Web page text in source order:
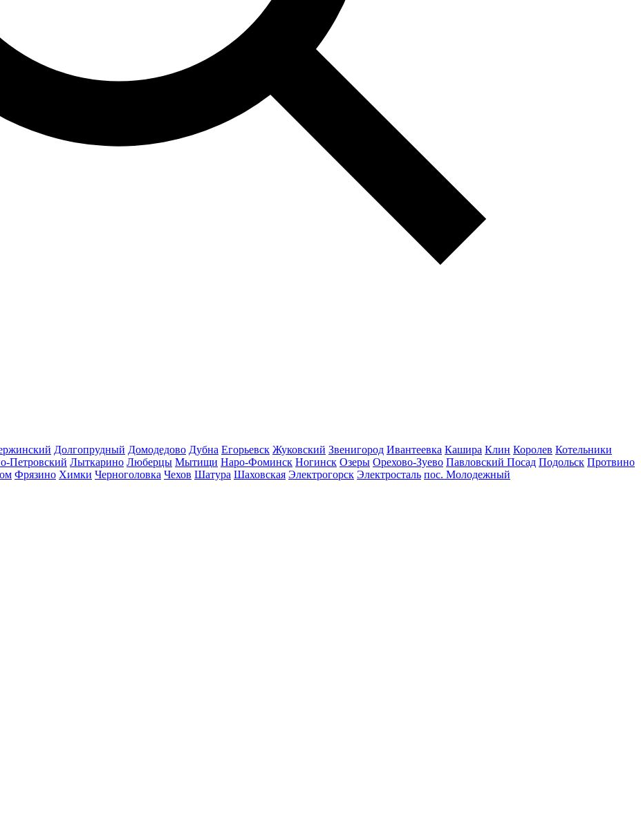
Долгопрудный Домодедово Дубна Егорьевск Жуковский Звенигород Ивантеевка Кашира Клин Королев Котельники
Петровский Лыткарино Люберцы Мытищи Наро-Фоминск Ногинск Озеры Орехово-Зуево Павловский Посад Подольск Протвино
Фрязино Химки Черноголовка Чехов Шатура Шаховская Электрогорск Электросталь пос. Молодежный